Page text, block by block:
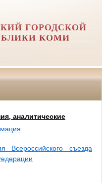
ГОРОДСКОЙ
КОМИ
аналитические
Всероссийского съезда